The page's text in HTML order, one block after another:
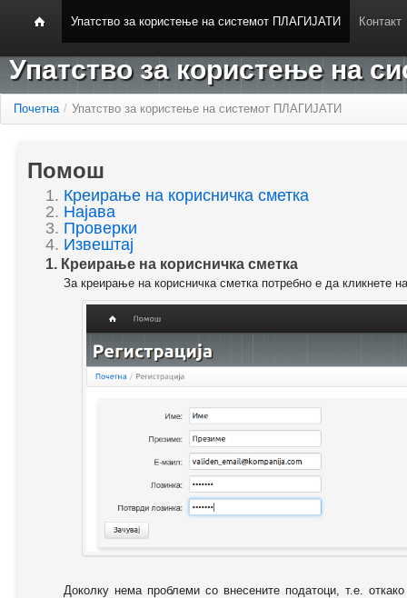
Упатство за користење на системот ПЛАГИЈАТИ Контакт
Упатство за користење на
Почетна / Упатство за користење на системот ПЛАГИЈАТИ
Помош
1. Креирање на корисничка сметка
2. Најава
3. Проверки
4. Извештај
1. Креирање на корисничка сметка
За креирање на корисничка сметка потребно е да кликнете
Доколку нема проблеми со внесените податоци, т.е.